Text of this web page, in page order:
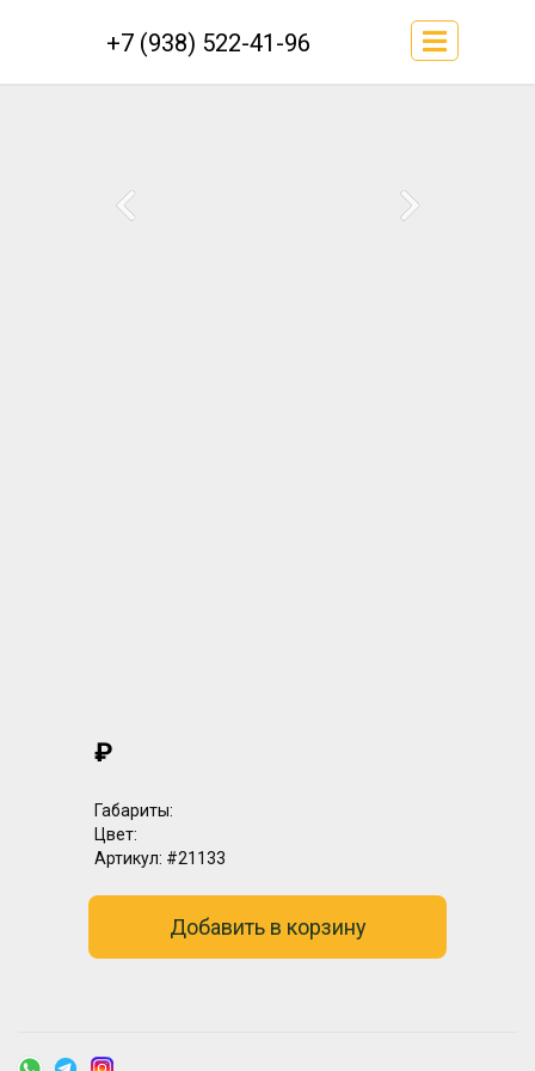
+7 (938) 522-41-96
₽
Габариты:
Цвет:
Артикул: #21133
Добавить в корзину